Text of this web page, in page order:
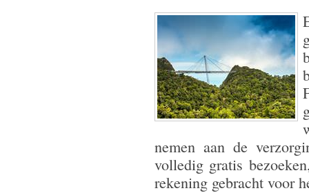
nemen aan de
volledig gratis
rekening gebracht voor